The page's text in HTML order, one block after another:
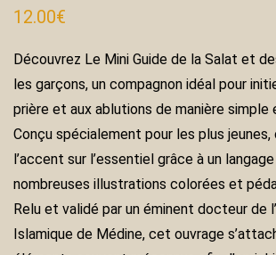
12.00€
Découvrez Le Mini Guide de la Salat et
les garçons, un compagnon idéal pour
prière et aux ablutions de manière simple
Conçu spécialement pour les plus
l’accent sur l’essentiel grâce à un
nombreuses illustrations colorées et
Relu et validé par un éminent docteur de
Islamique de Médine, cet ouvrage